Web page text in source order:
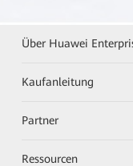
Über Huawei
Kaufanleitung
Partner
Ressourcen